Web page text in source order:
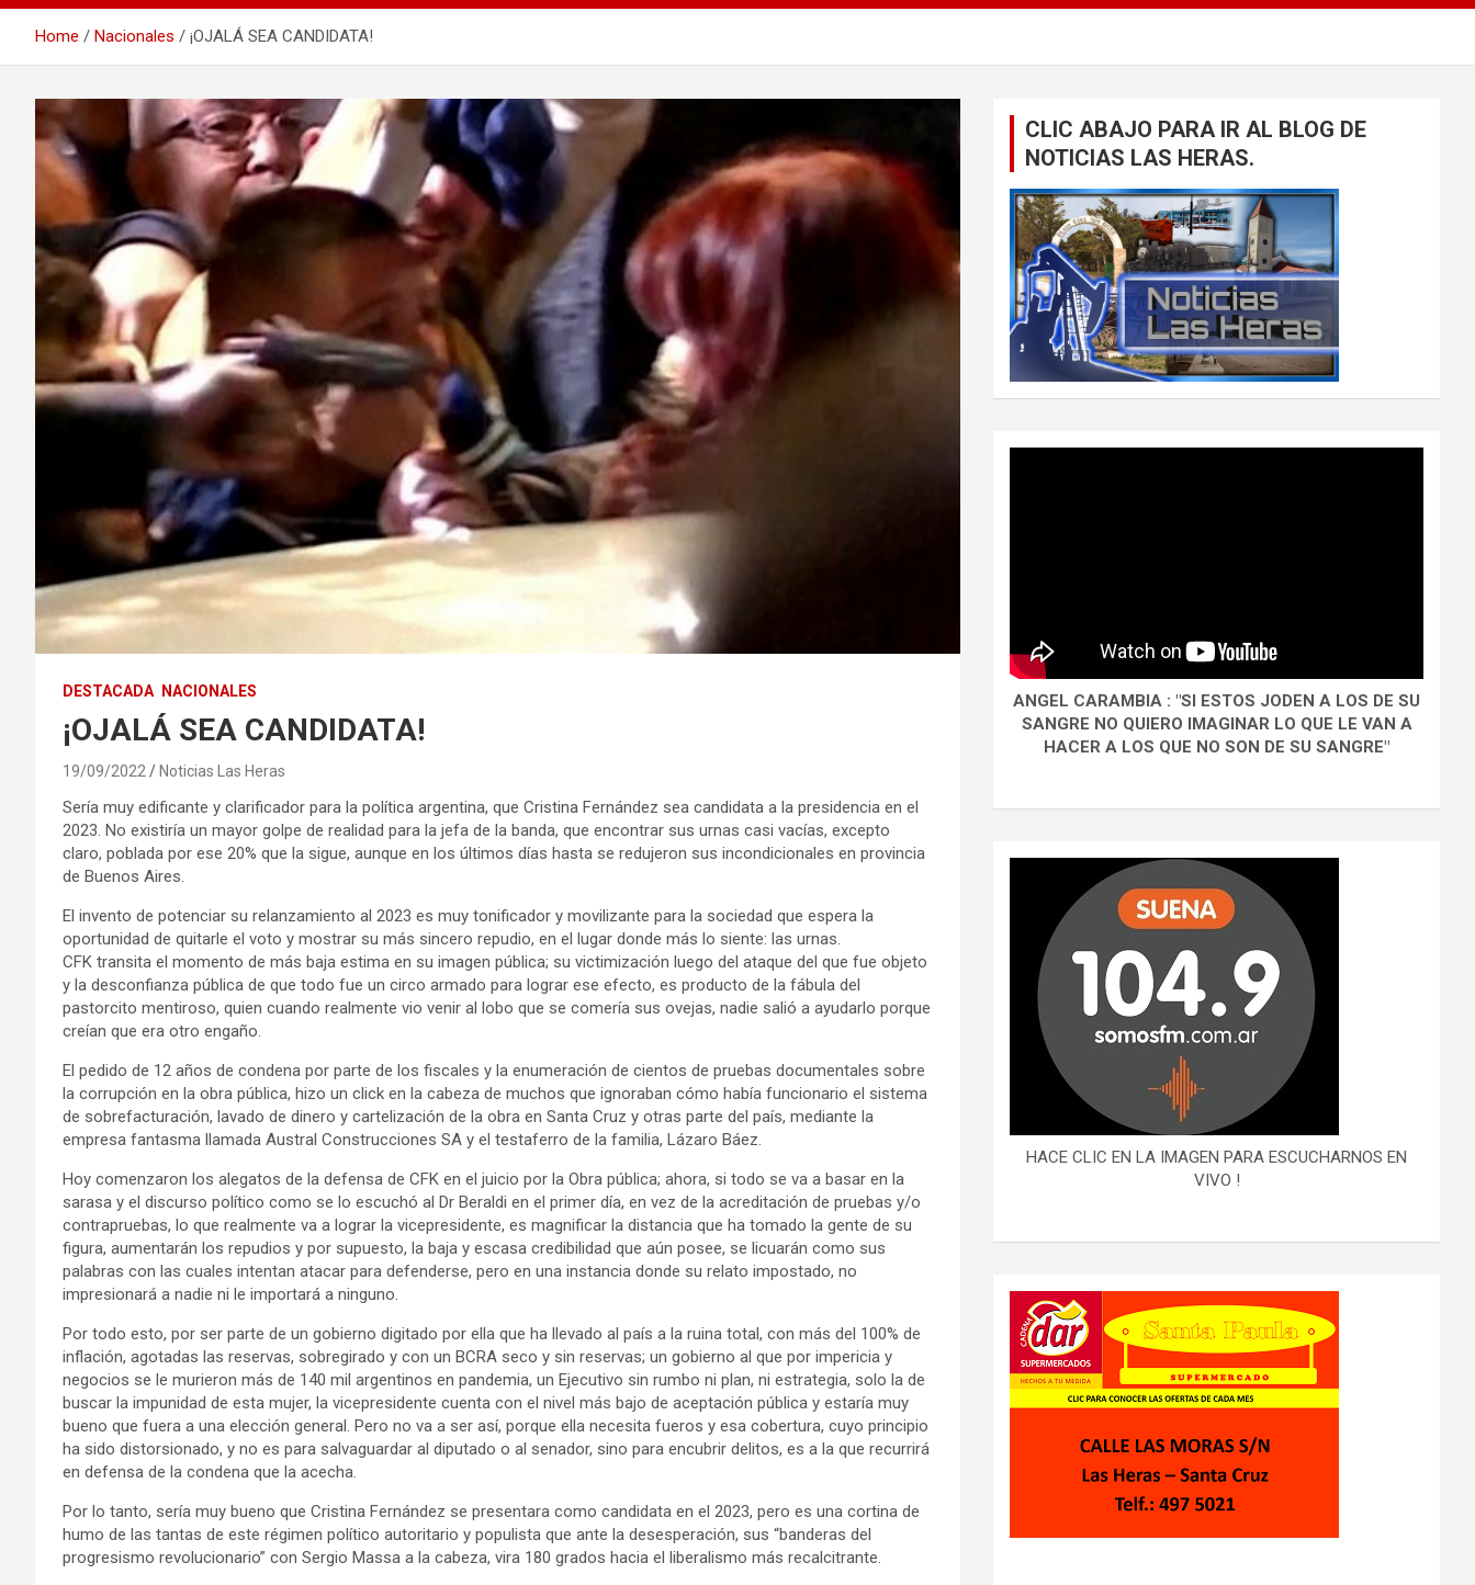
Home Nacionales ¡OJALÁ SEA CANDIDATA!
DESTACADA NACIONALES
¡OJALÁ SEA CANDIDATA!
19/09/2022 Noticias Las Heras
Sería muy edificante y clarificador para la política argentina, que Cristina Fernández sea candidata a la presidencia en el
2023. No existiría un mayor golpe de realidad para la jefa de la banda, que encontrar sus urnas casi vacías, excepto
claro, poblada por ese 20% que la sigue, aunque en los últimos días hasta se redujeron sus incondicionales en provincia
de Buenos Aires.
El invento de potenciar su relanzamiento al 2023 es muy tonificador y movilizante para la sociedad que espera la
oportunidad de quitarle el voto y mostrar su más sincero repudio, en el lugar donde más lo siente: las urnas.
CFK transita el momento de más baja estima en su imagen pública; su victimización luego del ataque del que fue objeto
y la desconfianza pública de que todo fue un circo armado para lograr ese efecto, es producto de la fábula del
pastorcito mentiroso, quien cuando realmente vio venir al lobo que se comería sus ovejas, nadie salió a ayudarlo porque
creían que era otro engaño.
El pedido de 12 años de condena por parte de los fiscales y la enumeración de cientos de pruebas documentales sobre
la corrupción en la obra pública, hizo un click en la cabeza de muchos que ignoraban cómo había funcionario el sistema
de sobrefacturación, lavado de dinero y cartelización de la obra en Santa Cruz y otras parte del país, mediante la
empresa fantasma llamada Austral Construcciones SA y el testaferro de la familia, Lázaro Báez.
Hoy comenzaron los alegatos de la defensa de CFK en el juicio por la Obra pública; ahora, si todo se va a basar en la
sarasa y el discurso político como se lo escuchó al Dr Beraldi en el primer día, en vez de la acreditación de pruebas y/o
contrapruebas, lo que realmente va a lograr la vicepresidente, es magnificar la distancia que ha tomado la gente de su
figura, aumentarán los repudios y por supuesto, la baja y escasa credibilidad que aún posee, se licuarán como sus
palabras con las cuales intentan atacar para defenderse, pero en una instancia donde su relato impostado, no
impresionará a nadie ni le importará a ninguno.
Por todo esto, por ser parte de un gobierno digitado por ella que ha llevado al país a la ruina total, con más del 100% de
inflación, agotadas las reservas, sobregirado y con un BCRA seco y sin reservas; un gobierno al que por impericia y
negocios se le murieron más de 140 mil argentinos en pandemia, un Ejecutivo sin rumbo ni plan, ni estrategia, solo la de
buscar la impunidad de esta mujer, la vicepresidente cuenta con el nivel más bajo de aceptación pública y estaría muy
bueno que fuera a una elección general. Pero no va a ser así, porque ella necesita fueros y esa cobertura, cuyo principio
ha sido distorsionado, y no es para salvaguardar al diputado o al senador, sino para encubrir delitos, es a la que recurrirá
en defensa de la condena que la acecha.
Por lo tanto, sería muy bueno que Cristina Fernández se presentara como candidata en el 2023, pero es una cortina de
humo de las tantas de este régimen político autoritario y populista que ante la desesperación, sus “banderas del
progresismo revolucionario” con Sergio Massa a la cabeza, vira 180 grados hacia el liberalismo más recalcitrante.
CLIC ABAJO PARA IR AL BLOG DE
NOTICIAS LAS HERAS.
ANGEL CARAMBIA : "SI ESTOS JODEN A LOS DE SU
SANGRE NO QUIERO IMAGINAR LO QUE LE VAN A
HACER A LOS QUE NO SON DE SU SANGRE"
HACE CLIC EN LA IMAGEN PARA ESCUCHARNOS EN
VIVO !